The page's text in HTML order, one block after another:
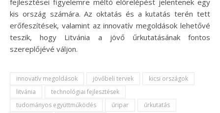
kis ország számára. Az oktatás és a kutatás terén tett
erőfeszítések, valamint az innovatív megoldások lehetővé
teszik, hogy Litvánia a jövő űrkutatásának fontos
szereplőjévé váljon.
innovatív megoldások jövőbeli tervek
kicsi országok
litvánia
technológiai fejlesztések
tudományos együttműködés
űripar
űrkutatás